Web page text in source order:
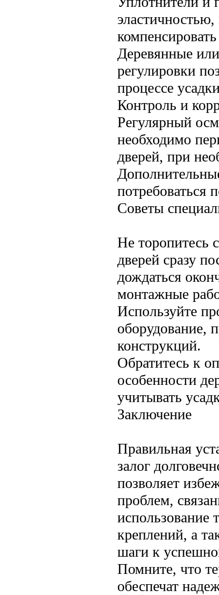
Деревянные
регулировки
процессе
Контроль и
Регулярный
необходимо
дверей, при
потребоваться
Советы
Не торопитесь
дверей сразу
дождаться
монтажные
Используйте
оборудование,
конструкций.
Обратитесь к
особенности
учитывать
Заключение
Правильная
залог
позволяет
проблем,
использование
креплений, а
шаги к
Помните, что
обеспечат